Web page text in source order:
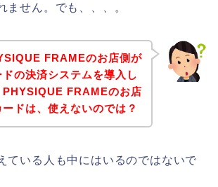
ません。でも、、、。
FRAMEのお店側が
の決済システムを導入し
PHYSIQUE FRAMEのお店
ドは、使えないのでは？
ている人も中にはいるのではないで